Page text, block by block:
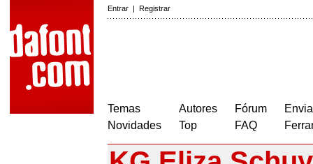
Entrar | Registrar
Temas
Novidades
Autores
Top
Fórum
FAQ